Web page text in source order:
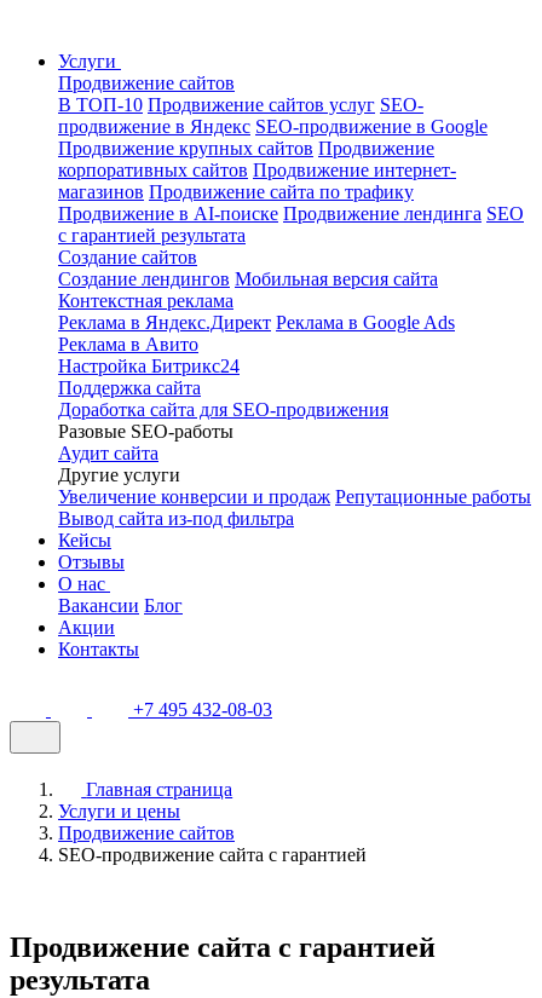
Услуги
Продвижение сайтов
В ТОП-10 Продвижение сайтов услуг SEO-
продвижение в Яндекс SEO-продвижение в Google
Продвижение крупных сайтов Продвижение
корпоративных сайтов Продвижение интернет-
магазинов Продвижение сайта по трафику
Продвижение в AI-поиске Продвижение лендинга SEO
с гарантией результата
Создание сайтов
Создание лендингов Мобильная версия сайта
Контекстная реклама
Реклама в Яндекс.Директ Реклама в Google Ads
Реклама в Авито
Настройка Битрикс24
Поддержка сайта
Доработка сайта для SEO-продвижения
Разовые SEO-работы
Аудит сайта
Другие услуги
Увеличение конверсии и продаж Репутационные работы
Вывод сайта из-под фильтра
Кейсы
Отзывы
О нас
Вакансии Блог
Акции
Контакты
+7 495 432-08-03
Главная страница
Услуги и цены
Продвижение сайтов
SEO-продвижение сайта с гарантией
Продвижение сайта с гарантией
результата